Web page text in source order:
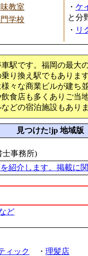
教室
学校
・ ケ
と分
・ リ
駅です。福岡の最大
り換え駅でもありま
々な商業ビルが建ち
食店も多くありご当
どの宿泊施設もあり
見つけた!jp 地域版
士事務所)
紹介します。掲載に
ど
ィック ・ 理髪店